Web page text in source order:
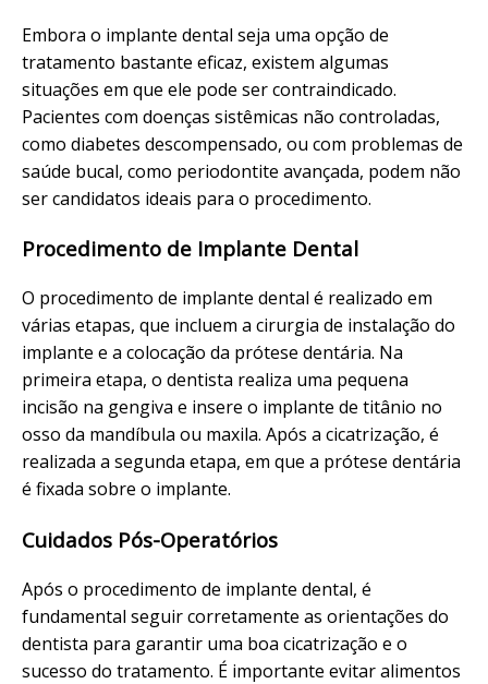
Embora o implante dental seja uma opção de
tratamento bastante eficaz, existem algumas
situações em que ele pode ser contraindicado.
Pacientes com doenças sistêmicas não controladas,
como diabetes descompensado, ou com problemas de
saúde bucal, como periodontite avançada, podem não
ser candidatos ideais para o procedimento.
Procedimento de Implante Dental
O procedimento de implante dental é realizado em
várias etapas, que incluem a cirurgia de instalação do
implante e a colocação da prótese dentária. Na
primeira etapa, o dentista realiza uma pequena
incisão na gengiva e insere o implante de titânio no
osso da mandíbula ou maxila. Após a cicatrização, é
realizada a segunda etapa, em que a prótese dentária
é fixada sobre o implante.
Cuidados Pós-Operatórios
Após o procedimento de implante dental, é
fundamental seguir corretamente as orientações do
dentista para garantir uma boa cicatrização e o
sucesso do tratamento. É importante evitar alimentos